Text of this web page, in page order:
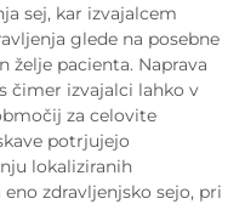
sej, kar izvajalcem
glede na posebne
želje pacienta. Naprava
čimer izvajalci lahko v
za celovite
potrjujejo
lokaliziranih
zdravljenjsko sejo, pri